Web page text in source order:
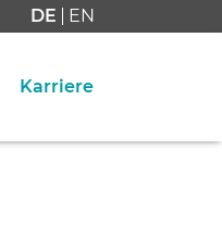
DE EN
Karriere